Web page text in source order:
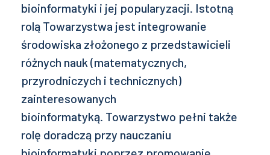
bioinformatyki i jej popularyzacji. Istotną
rolą Towarzystwa jest integrowanie
środowiska złożonego z przedstawicieli
różnych nauk (matematycznych,
przyrodniczych i technicznych)
zainteresowanych
bioinformatyką. Towarzystwo pełni także
rolę doradczą przy nauczaniu